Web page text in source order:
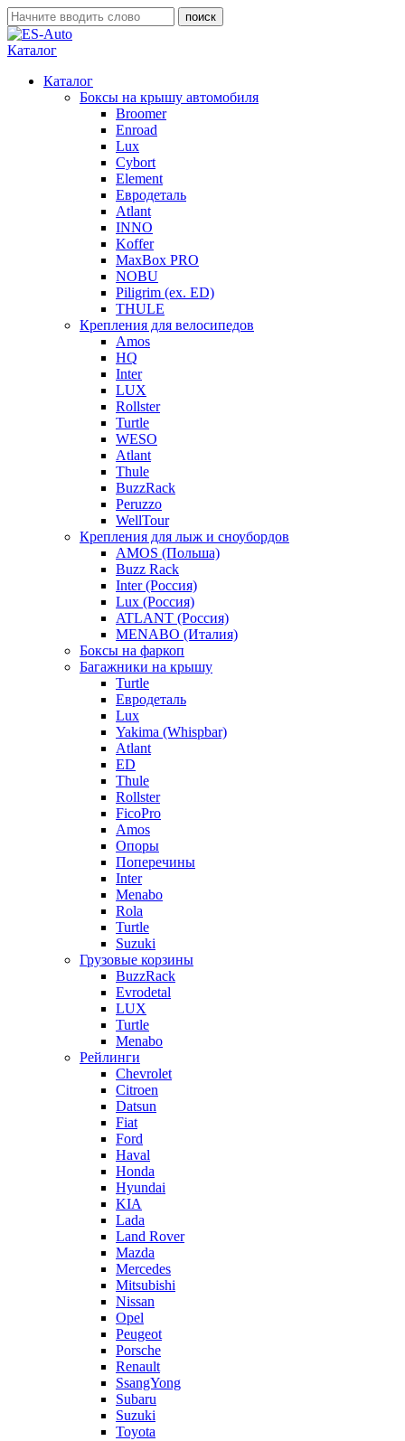
Каталог
Каталог
Боксы на крышу автомобиля
Broomer
Enroad
Lux
Cybort
Element
Евродеталь
Atlant
INNO
Koffer
MaxBox PRO
NOBU
Piligrim (ex. ED)
THULE
Крепления для велосипедов
Amos
HQ
Inter
LUX
Rollster
Turtle
WESO
Atlant
Thule
BuzzRack
Peruzzo
WellTour
Крепления для лыж и сноубордов
AMOS (Польша)
Buzz Rack
Inter (Россия)
Lux (Россия)
ATLANT (Россия)
MENABO (Италия)
Боксы на фаркоп
Багажники на крышу
Turtle
Евродеталь
Lux
Yakima (Whispbar)
Atlant
ED
Thule
Rollster
FicoPro
Amos
Опоры
Поперечины
Inter
Menabo
Rola
Turtle
Suzuki
Грузовые корзины
BuzzRack
Evrodetal
LUX
Turtle
Menabo
Рейлинги
Chevrolet
Citroen
Datsun
Fiat
Ford
Haval
Honda
Hyundai
KIA
Lada
Land Rover
Mazda
Mercedes
Mitsubishi
Nissan
Opel
Peugeot
Porsche
Renault
SsangYong
Subaru
Suzuki
Toyota